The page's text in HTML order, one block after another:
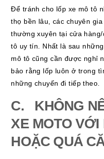
Để tránh cho lốp xe mô tô
thọ bền lâu, các chuyên
thường xuyên tại cửa
tô uy tín. Nhất là sau
mô tô cũng cần được nghỉ
bảo rằng lốp luôn ở trong
những chuyến đi tiếp theo.
C. KHÔNG
XE MOTO
HOẶC QUÁ